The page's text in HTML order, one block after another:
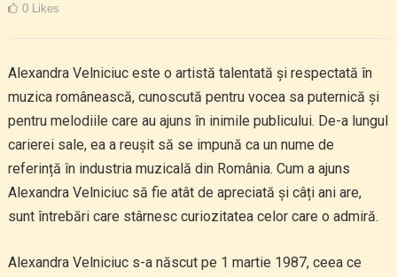
0 Likes
Alexandra Velniciuc este o artistă talentată și respectată în
muzica românească, cunoscută pentru vocea sa puternică și
pentru melodiile care au ajuns în inimile publicului. De-a lungul
carierei sale, ea a reușit să se impună ca un nume de
referință în industria muzicală din România. Cum a ajuns
Alexandra Velniciuc să fie atât de apreciată și câți ani are,
sunt întrebări care stârnesc curiozitatea celor care o admiră.
Alexandra Velniciuc s-a născut pe 1 martie 1987, ceea ce